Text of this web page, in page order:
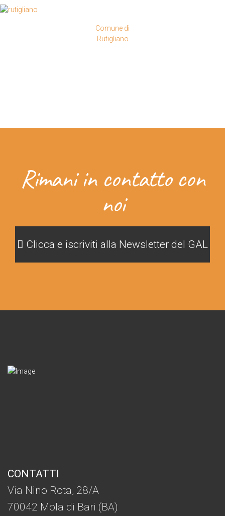
Comune di
Rutigliano
Rimani in contatto con
noi
Clicca e iscriviti alla Newsletter del GAL
CONTATTI
Via Nino Rota, 28/A
70042 Mola di Bari (BA)